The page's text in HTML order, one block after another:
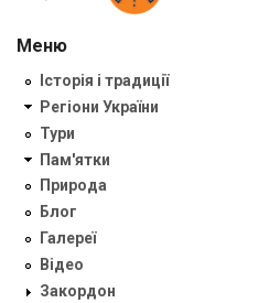
Меню
Історія і традиції
Регіони України
Тури
Пам'ятки
Природа
Блог
Галереї
Відео
Закордон